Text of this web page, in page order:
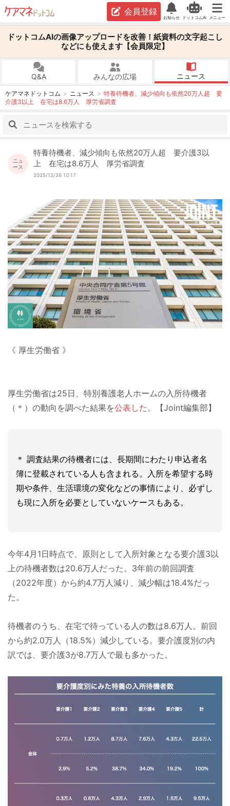
会員登録
お知らせ ドットコムAI メニュー
ドットコムAIの画像アップロードを改善！紙資料の文字起こし
などにも使えます【会員限定】
Q&A みんなの広場 ニュース
ケアマネドットコム ニュース
特養待機者、減少傾向も依然20万人超 要
介護3以上 在宅は8.6万人 厚労省調査
ニュ
ース
特養待機者、減少傾向も依然20万人超 要介護3以
上 在宅は8.6万人 厚労省調査
2025/12/26 10:17
《 厚生労働省 》
厚生労働省は25日、特別養護老人ホームの入所待機者
（＊）の動向を調べた結果を公表した 。【Joint編集部】
＊ 調査結果の待機者には、長期間にわたり申込者名
簿に登載されている人も含まれる。入所を希望する時
期や条件、生活環境の変化などの事情により、必ずし
も現に入所を必要としていないケースもある。
今年4月1日時点で、原則として入所対象となる要介護3以
上の待機者数は20.6万人だった。3年前の前回調査
（2022年度）から約4.7万人減り、減少幅は18.4%だっ
た。
待機者のうち、在宅で待っている人の数は8.6万人。前回
から約2.0万人（18.5%）減少している。要介護度別の内
訳では、要介護3が8.7万人で最も多かった。